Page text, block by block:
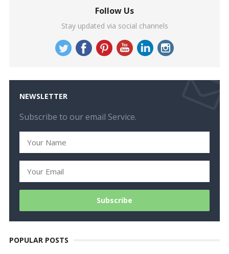
Follow Us
Stay updated via social channels
NEWSLETTER
Subscribe to our email Service.
POPULAR POSTS